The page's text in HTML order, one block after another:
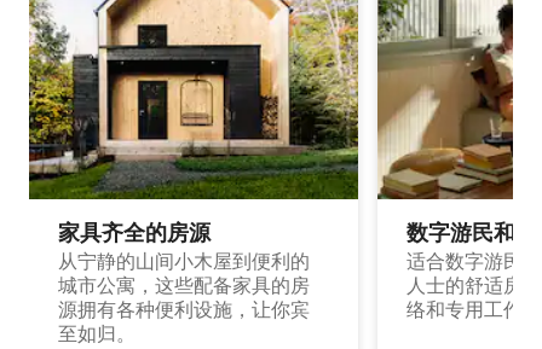
家具齐全的房源
从宁静的山间小木屋到便利的
城市公寓，这些配备家具的房
源拥有各种便利设施，让你宾
至如归。
数字游民和
适合数字游民
人士的舒适房
络和专用工作